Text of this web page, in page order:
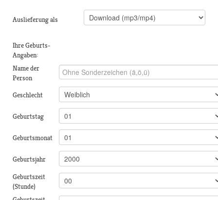
Auslieferung als
Ihre Geburts-
Angaben:
Name der
Person
Geschlecht
Geburtstag
Geburtsmonat
Geburtsjahr
Geburtszeit
(Stunde)